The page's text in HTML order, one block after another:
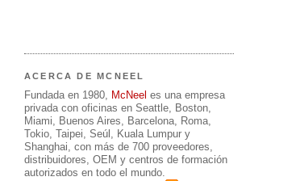
ACERCA DE MCNEEL
Fundada en 1980, McNeel es una empresa
privada con oficinas en Seattle, Boston,
Miami, Buenos Aires, Barcelona, Roma,
Tokio, Taipei, Seúl, Kuala Lumpur y
Shanghai, con más de 700 proveedores,
distribuidores, OEM y centros de formación
autorizados en todo el mundo.